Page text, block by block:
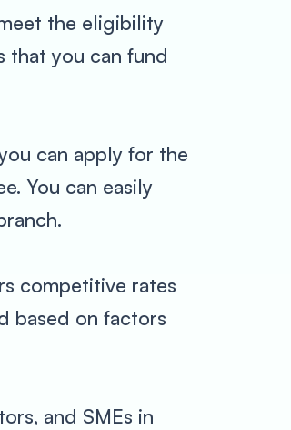
the eligibility
that you can fund
can apply for the
You can easily
competitive rates
based on factors
and SMEs in